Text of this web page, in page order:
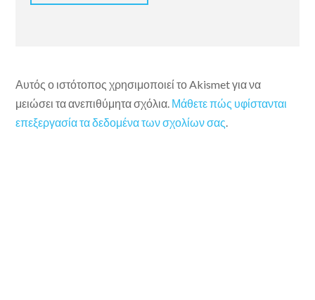
Αυτός ο ιστότοπος χρησιμοποιεί το Akismet για να
μειώσει τα ανεπιθύμητα σχόλια. Μάθετε πώς υφίστανται
επεξεργασία τα δεδομένα των σχολίων σας.